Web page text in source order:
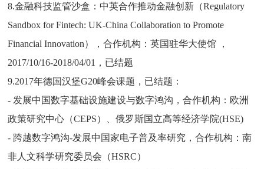
8.金融科技监管沙盒：中英合作推动金融创新（Regulatory
Sandbox for Fintech: UK-China Collaboration to Promote
Financial Innovation），合作机构：英国驻华大使馆 ，
2017/10/16-2018/04/01，已结题
9.2017年德国汉堡G20峰会课题，已结题：
- 发展中国数字基础设施建设与数字鸿沟，合作机构：欧洲
政策研究中心（CEPS）、俄罗斯国立高等经济学院(HSE)
- 跨越数字鸿沟-发展中国家电子普及率研究，合作机构：南
非人文科学研究委员会（HSRC）